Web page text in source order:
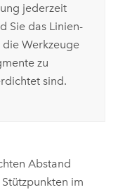
jederzeit
Sie das Linien-
die Werkzeuge
zu
sind.
Abstand
im